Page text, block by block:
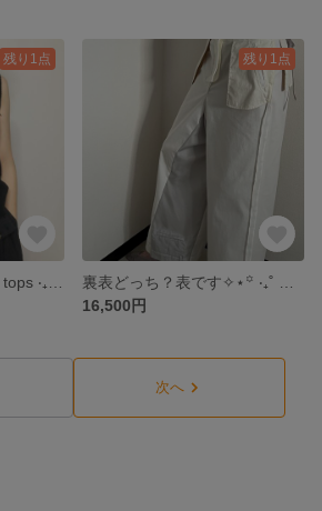
残り1点 残り1点
16,500円
次へ